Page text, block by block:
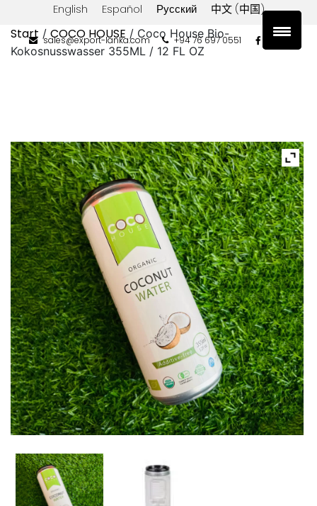
English Español Русский 中文 (中国)
sales@export-lanka.com +94 76 697 0551
Start / COCO HOUSE / Coco House Bio-
Kokosnusswasser 355ML / 12 FL OZ